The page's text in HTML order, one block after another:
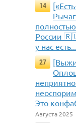
14
России
у нас
27
Это
Августа 2025